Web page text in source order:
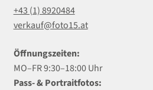
+43 (1) 8920484
verkauf@foto15.at
Öffnungszeiten:
MO–FR 9:30–18:00 Uhr
Pass- & Portraitfotos: